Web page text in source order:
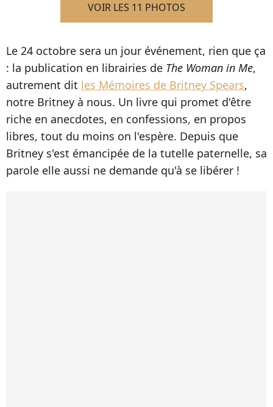
VOIR LES 11 PHOTOS
Le 24 octobre sera un jour événement, rien que ça
: la publication en librairies de The Woman in Me,
autrement dit les Mémoires de Britney Spears,
notre Britney à nous. Un livre qui promet d'être
riche en anecdotes, en confessions, en propos
libres, tout du moins on l'espère. Depuis que
Britney s'est émancipée de la tutelle paternelle, sa
parole elle aussi ne demande qu'à se libérer !